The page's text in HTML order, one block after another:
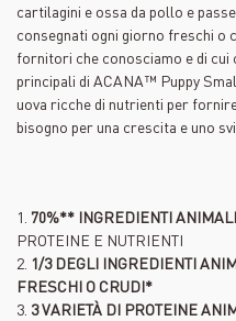
cartilagini e ossa da pollo e
consegnati ogni giorno freschi o
fornitori che conosciamo e di cui
principali di ACANA™ Puppy
uova ricche di nutrienti per
bisogno per una crescita e uno
1. 70%** INGREDIENTI
PROTEINE E NUTRIENTI
2. 1/3 DEGLI INGREDIENTI
FRESCHI O CRUDI*
3. 3 VARIETÀ DI PROTEINE